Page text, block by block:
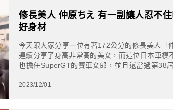
修長美人 仲原ちえ 有一副讓人忍不
好身材
今天跟大家分享一位有著172公分的修長美人「
連續分享了身高非常高的美女，而這位日本車模
也擔任SuperGT的賽車女郎，並且還當過第38
2023/12/01